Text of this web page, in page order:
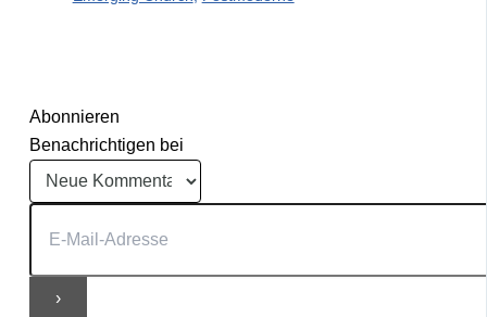
Abonnieren
Benachrichtigen bei